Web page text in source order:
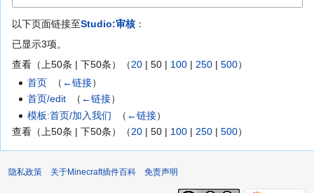
以下页面链接至Studio:审核 ：
已显示3项。
查看（ 上50条 | 下50条）（20 | 50 | 100 | 250 | 500）
首页
（ ←链接）
首页/edit
（ ←链接）
模板:首页/加入我们
（ ←链接）
查看（ 上50条 | 下50条）（20 | 50 | 100 | 250 | 500）
隐私政策 关于Minecraft插件百科 免责声明